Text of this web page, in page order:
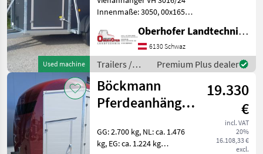
Used machine
Innenmaße: 3050, 00x1650,
Gesamtgewicht 2400kg
Nutzlast: ca. 1560kg
Stützrad automatik 3
Seitenstreben, 4 Hinte
Oberhofer Landtechnik GmbH
6130 Schwaz
Trailers /
Böckmann
Premium Plus dealer
Böckmann
Pferdeanhänger
Zubehör!
19.330
€
incl. VAT
20%
16.108,33 €
excl.
GG: 2.700 kg, NL: ca. 1.476
kg, EG: ca. 1.224 kg